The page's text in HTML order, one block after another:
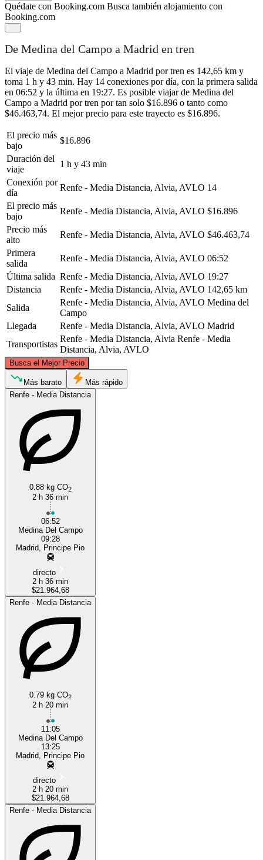
Quédate con Booking.com Busca también alojamiento con
Booking.com
De Medina del Campo a Madrid en tren
El viaje de Medina del Campo a Madrid por tren es 142,65 km y
toma 1 h y 43 min. Hay 14 conexiones por día, con la primera salida
en 06:52 y la última en 19:27. Es posible viajar de Medina del
Campo a Madrid por tren por tan solo $16.896 o tanto como
$46.463,74. El mejor precio para este trayecto es $16.896.
El precio más
bajo
$16.896
Duración del
viaje
1 h y 43 min
Conexión por
día
Renfe - Media Distancia, Alvia, AVLO 14
El precio más
bajo
Renfe - Media Distancia, Alvia, AVLO $16.896
Precio más
alto
Renfe - Media Distancia, Alvia, AVLO $46.463,74
Primera
salida
Renfe - Media Distancia, Alvia, AVLO 06:52
Última salida Renfe - Media Distancia, Alvia, AVLO 19:27
Distancia
Renfe - Media Distancia, Alvia, AVLO 142,65 km
Salida
Renfe - Media Distancia, Alvia, AVLO Medina del
Campo
Llegada
Renfe - Media Distancia, Alvia, AVLO Madrid
Transportistas
Renfe - Media Distancia, Alvia Renfe - Media
Distancia, Alvia, AVLO
Busca el Mejor Precio
Medina del Campo
©CARTO
Más barato
Más rápido
Renfe - Media Distancia
0.88 kg CO2
2 h 36 min
06:52
Medina Del Campo
09:28
Madrid, Principe Pio
directo
2 h 36 min
$21.964,68
Renfe - Media Distancia
0.79 kg CO2
2 h 20 min
11:05
Medina Del Campo
13:25
Madrid, Principe Pio
directo
2 h 20 min
$21.964,68
Renfe - Media Distancia